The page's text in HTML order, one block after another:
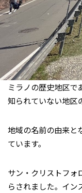
ミラノの歴史地区で
知られていない地区
地域の名前の由来と
ています。
サン・クリストフォ
らされました。イン